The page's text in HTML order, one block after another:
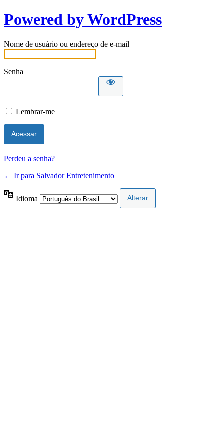
Powered by WordPress
Nome de usuário ou endereço de e-mail
Senha
Lembrar-me
Perdeu a senha?
← Ir para Salvador Entretenimento
Idioma